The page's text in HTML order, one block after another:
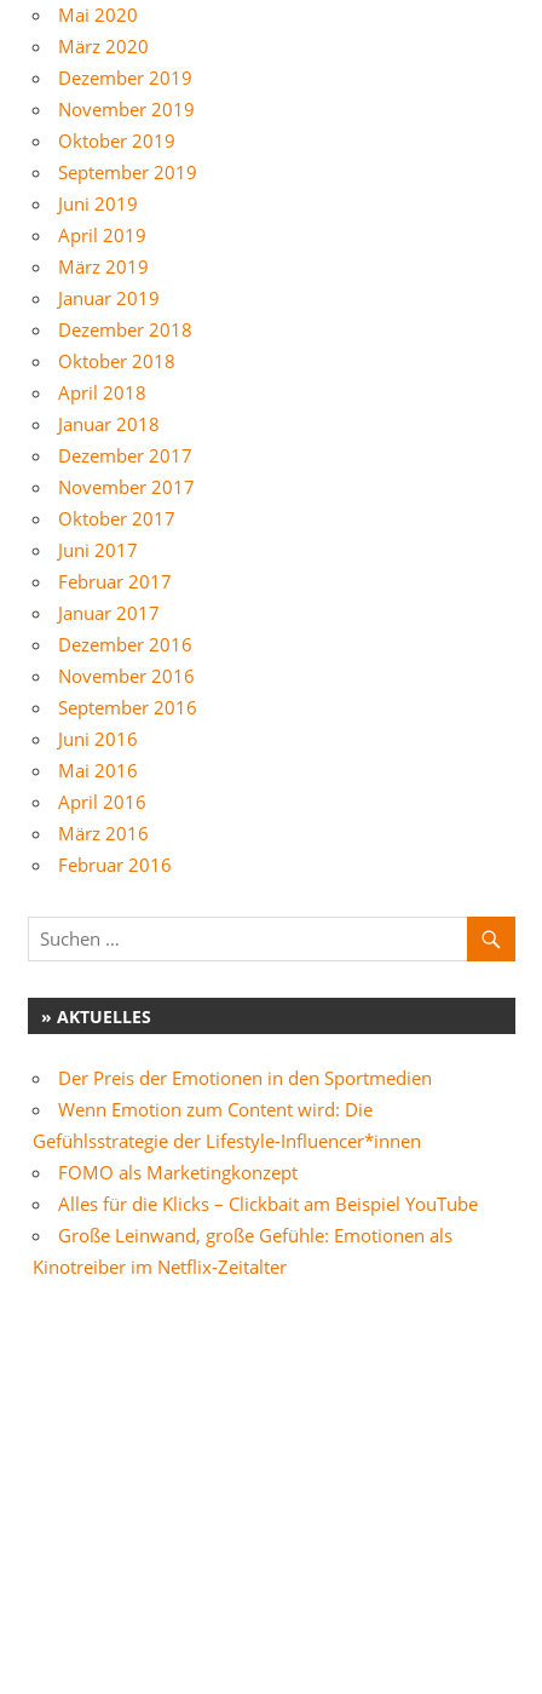
Mai 2020
März 2020
Dezember 2019
November 2019
Oktober 2019
September 2019
Juni 2019
April 2019
März 2019
Januar 2019
Dezember 2018
Oktober 2018
April 2018
Januar 2018
Dezember 2017
November 2017
Oktober 2017
Juni 2017
Februar 2017
Januar 2017
Dezember 2016
November 2016
September 2016
Juni 2016
Mai 2016
April 2016
März 2016
Februar 2016
» AKTUELLES
Der Preis der Emotionen in den Sportmedien
Wenn Emotion zum Content wird: Die
Gefühlsstrategie der Lifestyle-Influencer*innen
FOMO als Marketingkonzept
Alles für die Klicks – Clickbait am Beispiel YouTube
Große Leinwand, große Gefühle: Emotionen als
Kinotreiber im Netflix-Zeitalter